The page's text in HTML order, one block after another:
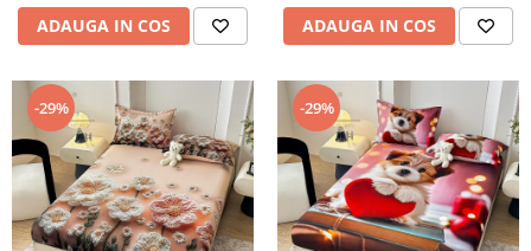
ADAUGA IN COS ADAUGA IN COS
-29% -29%